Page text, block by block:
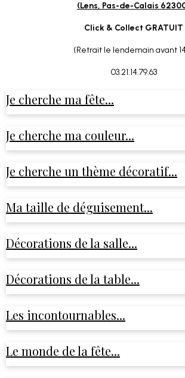
(Lens, Pas-de-Calais
Click & Collect GRATUIT
(Retrait le lendemain avant
03.21.14.79.63
Je cherche ma fête...
Je cherche ma couleur...
Je cherche un thème décoratif...
Ma taille de déguisement...
Décorations de la salle...
Décorations de la table...
Les incontournables...
Le monde de la fête...